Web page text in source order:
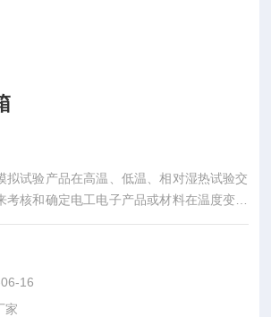
拟试验产品在高温、低温、相对湿热试验交
考核和确定电工电子产品或材料在温度变化
使用的适应性，是产品模拟环境试验设备。
16
家